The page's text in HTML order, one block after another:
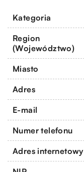
Kategoria
Region
(Województwo)
Miasto
Adres
E-mail
Numer telefonu
Adres internetowy